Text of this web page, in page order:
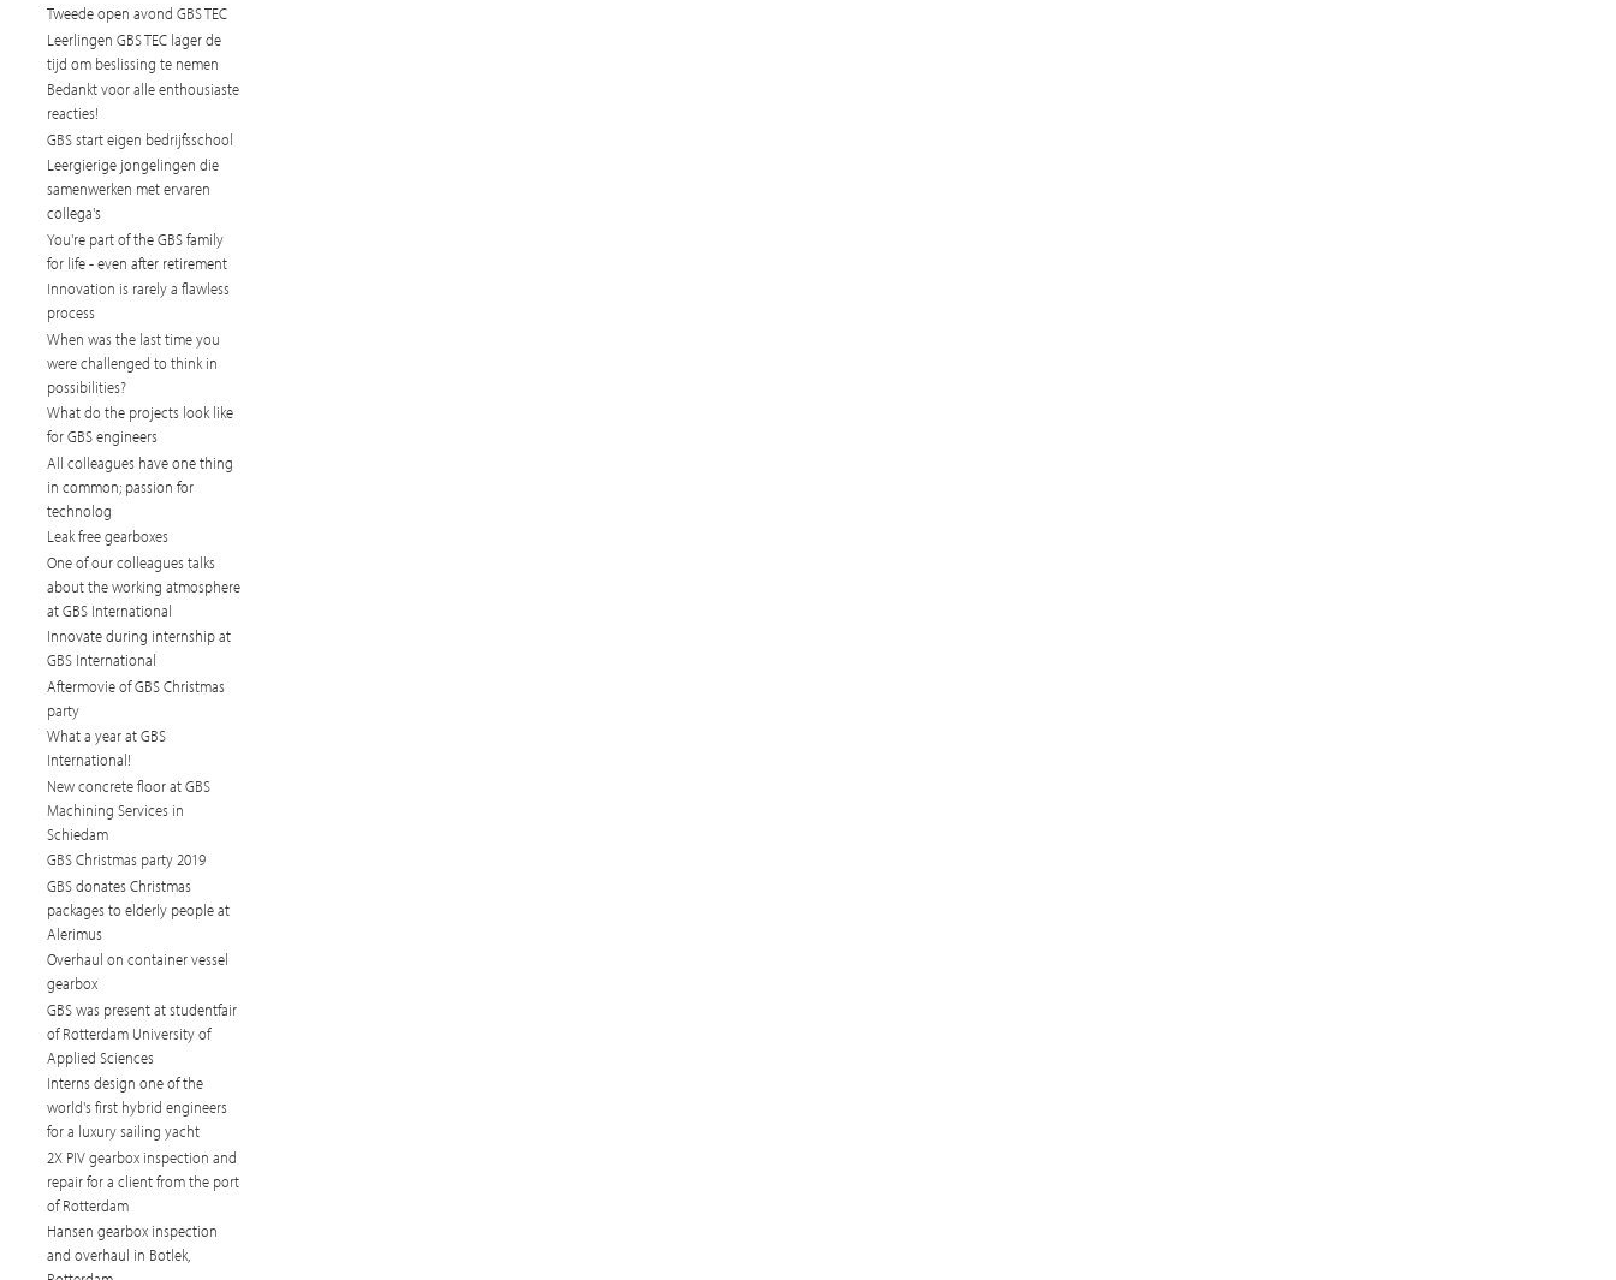
Tweede open avond GBS TEC
Leerlingen GBS TEC lager de
tijd om beslissing te nemen
Bedankt voor alle enthousiaste
reacties!
GBS start eigen bedrijfsschool
Leergierige jongelingen die
samenwerken met ervaren
collega's
You're part of the GBS family
for life - even after retirement
Innovation is rarely a flawless
process
When was the last time you
were challenged to think in
possibilities?
What do the projects look like
for GBS engineers
All colleagues have one thing
in common; passion for
technolog
Leak free gearboxes
One of our colleagues talks
about the working atmosphere
at GBS International
Innovate during internship at
GBS International
Aftermovie of GBS Christmas
party
What a year at GBS
International!
New concrete floor at GBS
Machining Services in
Schiedam
GBS Christmas party 2019
GBS donates Christmas
packages to elderly people at
Alerimus
Overhaul on container vessel
gearbox
GBS was present at studentfair
of Rotterdam University of
Applied Sciences
Interns design one of the
world's first hybrid engineers
for a luxury sailing yacht
2X PIV gearbox inspection and
repair for a client from the port
of Rotterdam
Hansen gearbox inspection
and overhaul in Botlek,